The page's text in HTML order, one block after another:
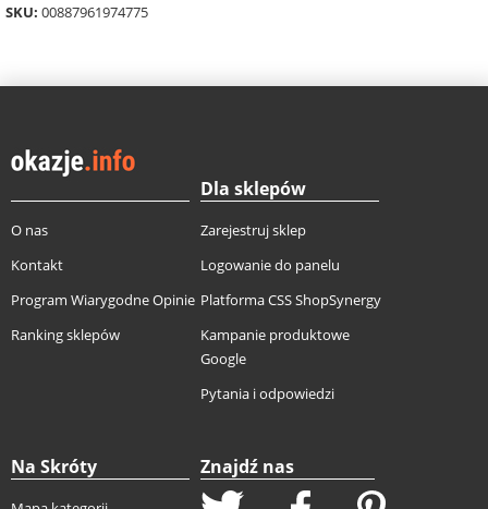
SKU: 00887961974775
O nas
Kontakt
Program Wiarygodne Opinie
Ranking sklepów
Dla sklepów
Zarejestruj sklep
Logowanie do panelu
Platforma CSS ShopSynergy
Kampanie produktowe
Google
Pytania i odpowiedzi
Na Skróty Znajdź nas